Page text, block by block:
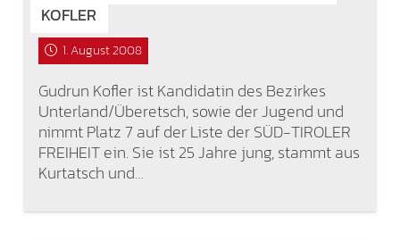
KOFLER
1. August 2008
Gudrun Kofler ist Kandidatin des Bezirkes
Unterland/Überetsch, sowie der Jugend und
nimmt Platz 7 auf der Liste der SÜD-TIROLER
FREIHEIT ein. Sie ist 25 Jahre jung, stammt aus
Kurtatsch und…